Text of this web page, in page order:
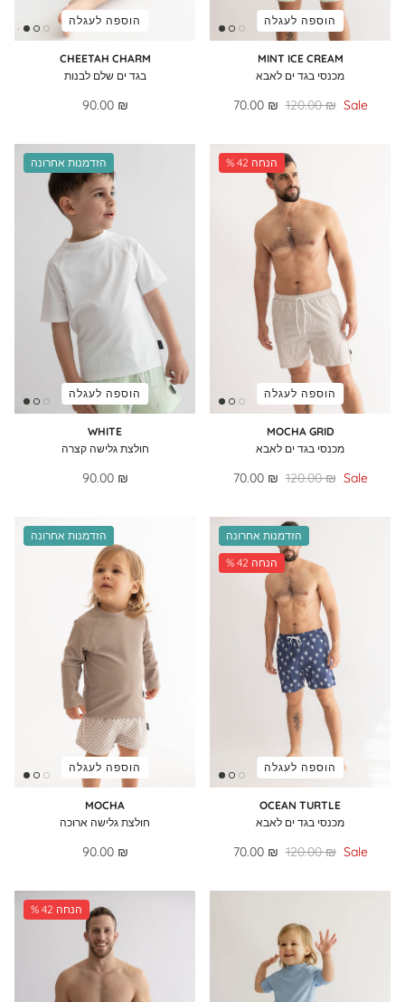
הוספה לעגלה
CHEETAH CHARM
בגד ים שלם לבנות
90.00 ₪
הוספה לעגלה
MINT ICE CREAM
מכנסי בגד ים לאבא
70.00 ₪ 120.00 ₪ Sale
הזדמנות אחרונה
הוספה לעגלה
WHITE
חולצת גלישה קצרה
90.00 ₪
% 42 הנחה
הוספה לעגלה
MOCHA GRID
מכנסי בגד ים לאבא
70.00 ₪ 120.00 ₪ Sale
הזדמנות אחרונה
הוספה לעגלה
MOCHA
חולצת גלישה ארוכה
90.00 ₪
הזדמנות אחרונה
% 42 הנחה
הוספה לעגלה
OCEAN TURTLE
מכנסי בגד ים לאבא
70.00 ₪ 120.00 ₪ Sale
% 42 הנחה